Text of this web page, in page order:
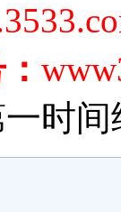
时